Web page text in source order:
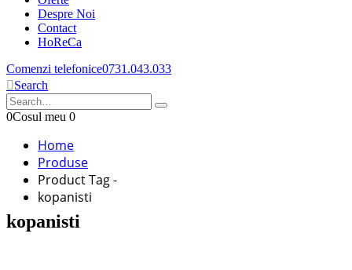
Despre Noi
Contact
HoReCa
Comenzi telefonice0731.043.033
Search
0Cosul meu 0
Home
Produse
Product Tag -
kopanisti
kopanisti